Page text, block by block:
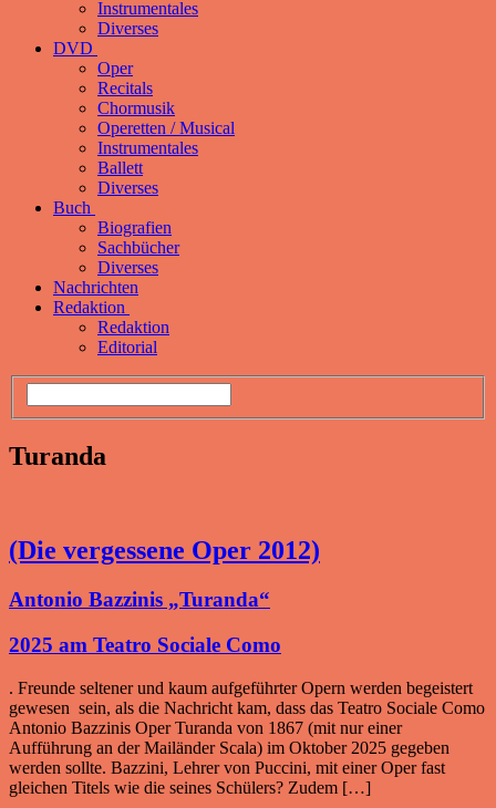
Instrumentales
Diverses
DVD
Oper
Recitals
Chormusik
Operetten / Musical
Instrumentales
Ballett
Diverses
Buch
Biografien
Sachbücher
Diverses
Nachrichten
Redaktion
Redaktion
Editorial
Turanda
(Die vergessene Oper 2012)
Antonio Bazzinis „Turanda“
2025 am Teatro Sociale Como
. Freunde seltener und kaum aufgeführter Opern werden begeistert
gewesen sein, als die Nachricht kam, dass das Teatro Sociale Como
Antonio Bazzinis Oper Turanda von 1867 (mit nur einer
Aufführung an der Mailänder Scala) im Oktober 2025 gegeben
werden sollte. Bazzini, Lehrer von Puccini, mit einer Oper fast
gleichen Titels wie die seines Schülers? Zudem […]